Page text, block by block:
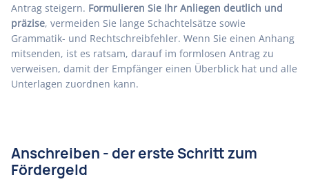
Antrag steigern. Formulieren Sie Ihr Anliegen deutlich und
präzise, vermeiden Sie lange Schachtelsätze sowie
Grammatik- und Rechtschreibfehler. Wenn Sie einen Anhang
mitsenden, ist es ratsam, darauf im formlosen Antrag zu
verweisen, damit der Empfänger einen Überblick hat und alle
Unterlagen zuordnen kann.
Anschreiben - der erste Schritt zum
Fördergeld